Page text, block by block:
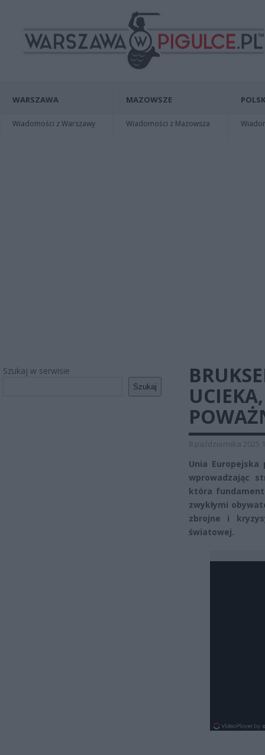
WARSZAWA
Wiadomości z Warszawy
MAZOWSZE
Wiadomości z Mazowsza
Szukaj w serwisie
Szukaj
8 października 2025
Unia
wprowadzając
która
zwykłymi
zbrojne i
światowej.